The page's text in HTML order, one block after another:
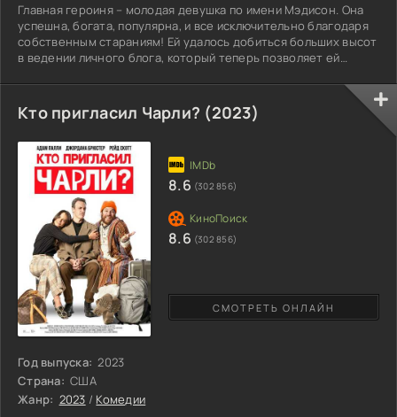
Главная героиня – молодая девушка по имени Мэдисон. Она
успешна, богата, популярна, и все исключительно благодаря
собственным стараниям! Ей удалось добиться больших высот
в ведении личного блога, который теперь позволяет ей
своем счастье. Ведь ей приходится постоянно
взаимодействовать с аудиторией, рассказывать ей обо всем,
словно лишаясь личного пространства. Желая развеяться
меняет
Кто пригласил Чарли? (2023)
Год выпуска: 2023
Страна: США
Жанр: 2023 / Комедии
СМОТРЕТЬ ОНЛАЙН
8.6 (302 856)
8.6 (302 856)